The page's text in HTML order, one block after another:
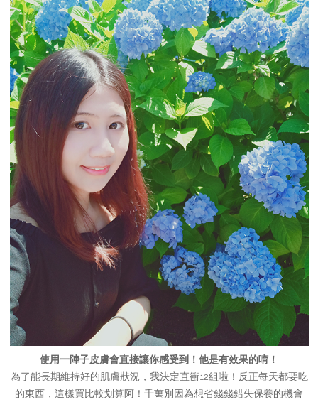
使用一陣子皮膚會直接讓你感受到！他是有效果的唷！
為了能長期維持好的肌膚狀況，我決定直衝12組啦！反正每天都要吃
的東西，這樣買比較划算阿！千萬別因為想省錢錢錯失保養的機會